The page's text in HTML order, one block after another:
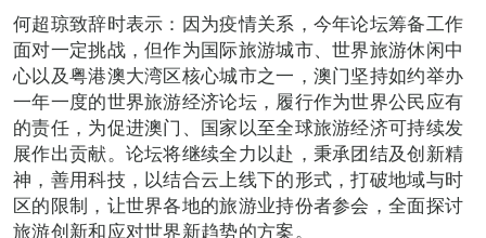
何超琼致辞时表示：因为疫情关系，今年论坛筹备工作
面对一定挑战，但作为国际旅游城市、世界旅游休闲中
心以及粤港澳大湾区核心城市之一，澳门坚持如约举办
一年一度的世界旅游经济论坛，履行作为世界公民应有
的责任，为促进澳门、国家以至全球旅游经济可持续发
展作出贡献。论坛将继续全力以赴，秉承团结及创新精
神，善用科技，以结合云上线下的形式，打破地域与时
区的限制，让世界各地的旅游业持份者参会，全面探讨
旅游创新和应对世界新趋势的方案。